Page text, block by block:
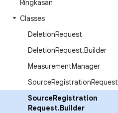
Ringkasan
Classes
DeletionRequest
DeletionRequest.Builder
MeasurementManager
SourceRegistrationRequest
SourceRegistration
Request.Builder